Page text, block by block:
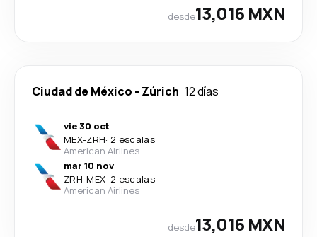
desde13,016 MXN
Ciudad de México - Zúrich 12 días
vie 30 oct
MEX-ZRH· 2 escalas
American Airlines
mar 10 nov
ZRH-MEX· 2 escalas
American Airlines
desde13,016 MXN